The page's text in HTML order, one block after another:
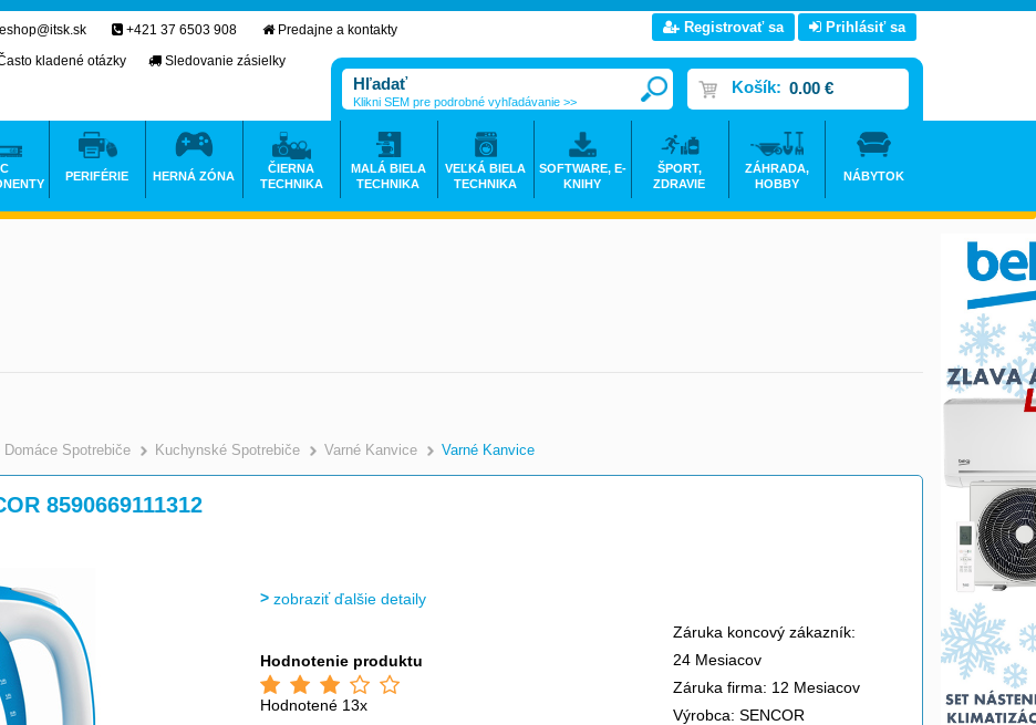
Domáce Spotrebiče >
Kuchynské Spotrebiče >
Varné Kanvice Varné Kanvice
8590669111312
zobraziť ďalšie detaily
Hodnotenie produktu
Hodnotené 13x
Záruka koncový zákazník:
24 Mesiacov
Záruka firma: 12 Mesiacov
Výrobca: SENCOR
eshop@itsk.sk +421 37 6503 908
Predajne a kontakty
kladené otázky
Sledovanie zásielky
Registrovať sa Prihlásiť sa
Košík: 0.00 €
Klikni SEM pre podrobné vyhľadávanie >>
PERIFÉRIE HERNÁ ZÓNA
ČIERNA
TECHNIKA
MALÁ BIELA
TECHNIKA
VEĽKÁ BIELA
TECHNIKA
SOFTWARE, E-
KNIHY
ŠPORT,
ZDRAVIE
ZÁHRADA,
HOBBY
NÁBYTOK